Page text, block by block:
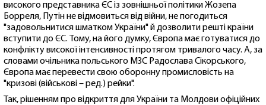
високого представника ЄС із зовнішньої політики Жозепа
Борреля, Путін не відмовиться від війни, не погодиться
"задовольнитися шматком України" й дозволити решті країни
вступити до ЄС. Тому, на його думку, Європа має готуватися до
конфлікту високої інтенсивності протягом тривалого часу. А, за
словами очільника польського МЗС Радослава Сікорського,
Європа має перевести свою оборонну промисловість на
"кризові (військові – ред.) рейки".
Так, рішенням про відкриття для України та Молдови офіційних